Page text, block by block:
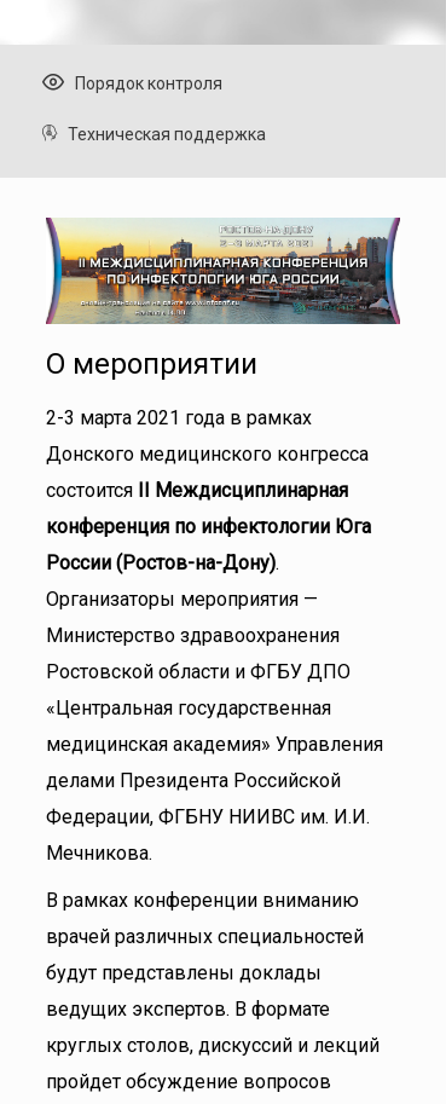
Порядок контроля
Техническая поддержка
О мероприятии
2-3 марта 2021 года в рамках
Донского медицинского конгресса
состоится II Междисциплинарная
конференция по инфектологии Юга
России (Ростов-на-Дону).
Организаторы мероприятия —
Министерство здравоохранения
Ростовской области и ФГБУ ДПО
«Центральная государственная
медицинская академия» Управления
делами Президента Российской
Федерации, ФГБНУ НИИВС им. И.И.
Мечникова.
В рамках конференции вниманию
врачей различных специальностей
будут представлены доклады
ведущих экспертов. В формате
круглых столов, дискуссий и лекций
пройдет обсуждение вопросов